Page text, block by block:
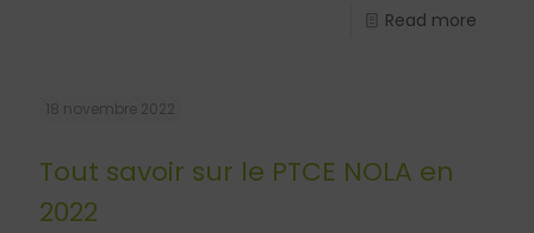
Read more
18 novembre 2022
Tout savoir sur le PTCE NOLA en
2022